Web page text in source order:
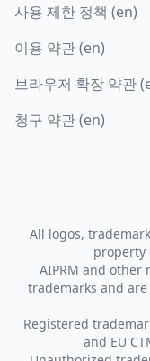
사용 제한 정책 (en)
이용 약관 (en)
브라우저 확장 약관
청구 약관 (en)
All logos,
property
AIPRM and other
trademarks and
Registered
and EU